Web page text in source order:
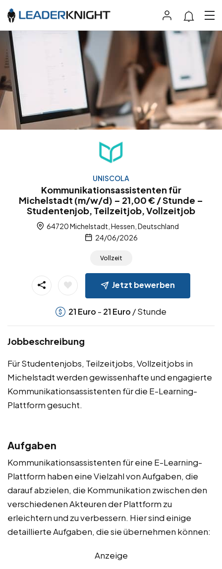
UNISCOLA
Kommunikationsassistenten für
Michelstadt (m/w/d) – 21,00 € / Stunde –
Studentenjob, Teilzeitjob, Vollzeitjob
64720 Michelstadt, Hessen, Deutschland
24/06/2026
Vollzeit
Jetzt bewerben
21 Euro - 21 Euro / Stunde
Jobbeschreibung
Für Studentenjobs, Teilzeitjobs, Vollzeitjobs in
Michelstadt werden gewissenhafte und engagierte
Kommunikationsassistenten für die E-Learning-
Plattform gesucht.
Aufgaben
Kommunikationsassistenten für eine E-Learning-
Plattform haben eine Vielzahl von Aufgaben, die
darauf abzielen, die Kommunikation zwischen den
verschiedenen Akteuren der Plattform zu
erleichtern und zu verbessern. Hier sind einige
detaillierte Aufgaben, die sie übernehmen können:
Anzeige